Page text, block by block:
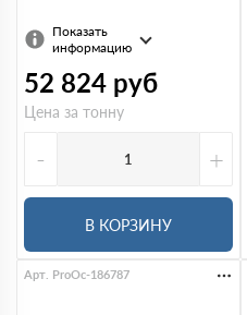
Показать
информацию
52 824 руб
Цена за тонну
- +
В КОРЗИНУ
Арт. ProOc-186787